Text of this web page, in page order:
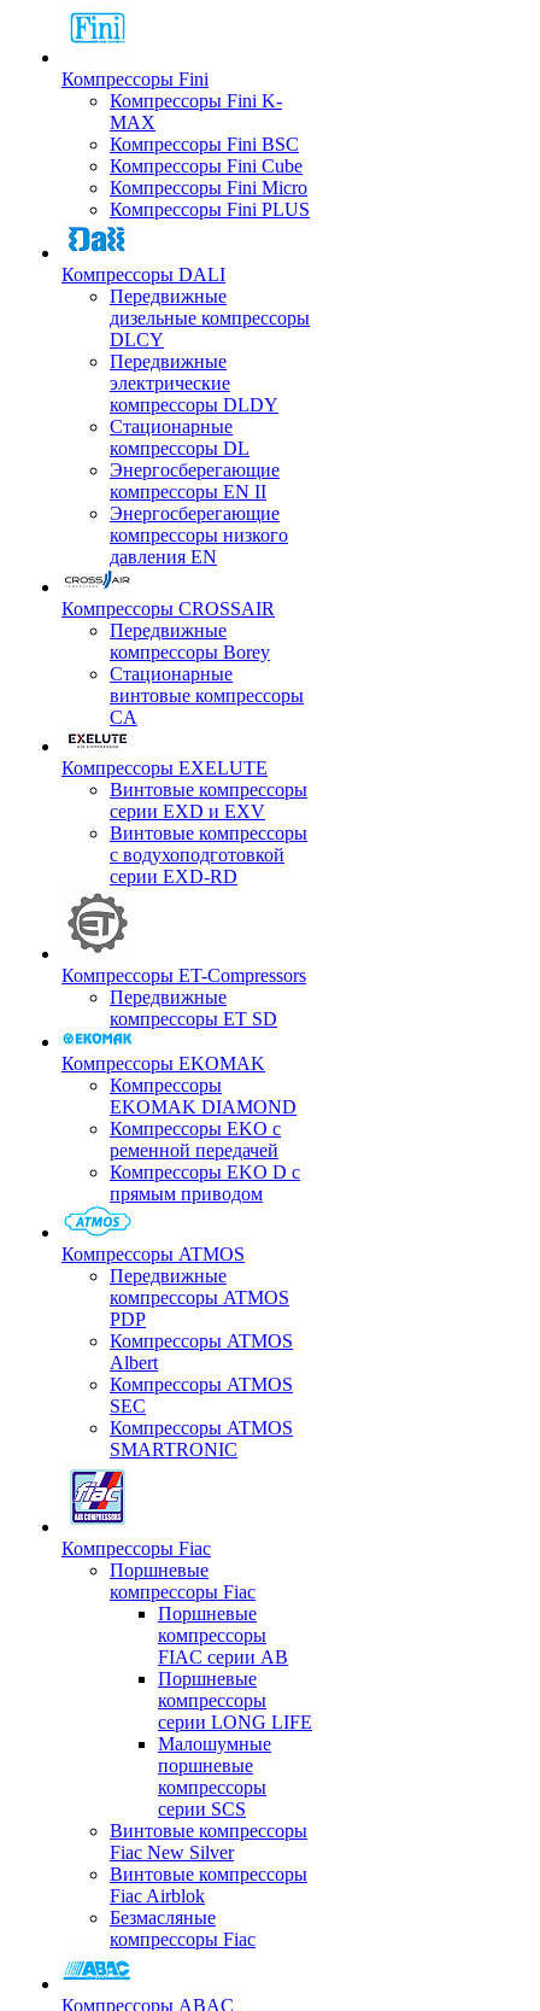
Компрессоры Fini
Компрессоры Fini K-
MAX
Компрессоры Fini BSC
Компрессоры Fini Cube
Компрессоры Fini Micro
Компрессоры Fini PLUS
Компрессоры DALI
Передвижные
дизельные компрессоры
DLCY
Передвижные
электрические
компрессоры DLDY
Стационарные
компрессоры DL
Энергосберегающие
компрессоры EN II
Энергосберегающие
компрессоры низкого
давления EN
Компрессоры CROSSAIR
Передвижные
компрессоры Borey
Стационарные
винтовые компрессоры
CA
Компрессоры EXELUTE
Винтовые компрессоры
серии EXD и EXV
Винтовые компрессоры
с водухоподготовкой
серии EXD-RD
Компрессоры ET-Compressors
Передвижные
компрессоры ET SD
Компрессоры EKOMAK
Компрессоры
EKOMAK DIAMOND
Компрессоры EKO c
ременной передачей
Компрессоры EKO D с
прямым приводом
Компрессоры ATMOS
Передвижные
компрессоры ATMOS
PDP
Компрессоры ATMOS
Albert
Компрессоры ATMOS
SEC
Компрессоры ATMOS
SMARTRONIC
Компрессоры Fiac
Поршневые
компрессоры Fiac
Поршневые
компрессоры
FIAC серии AB
Поршневые
компрессоры
серии LONG LIFE
Малошумные
поршневые
компрессоры
серии SCS
Винтовые компрессоры
Fiac New Silver
Винтовые компрессоры
Fiac Airblok
Безмасляные
компрессоры Fiac
Компрессоры ABAC